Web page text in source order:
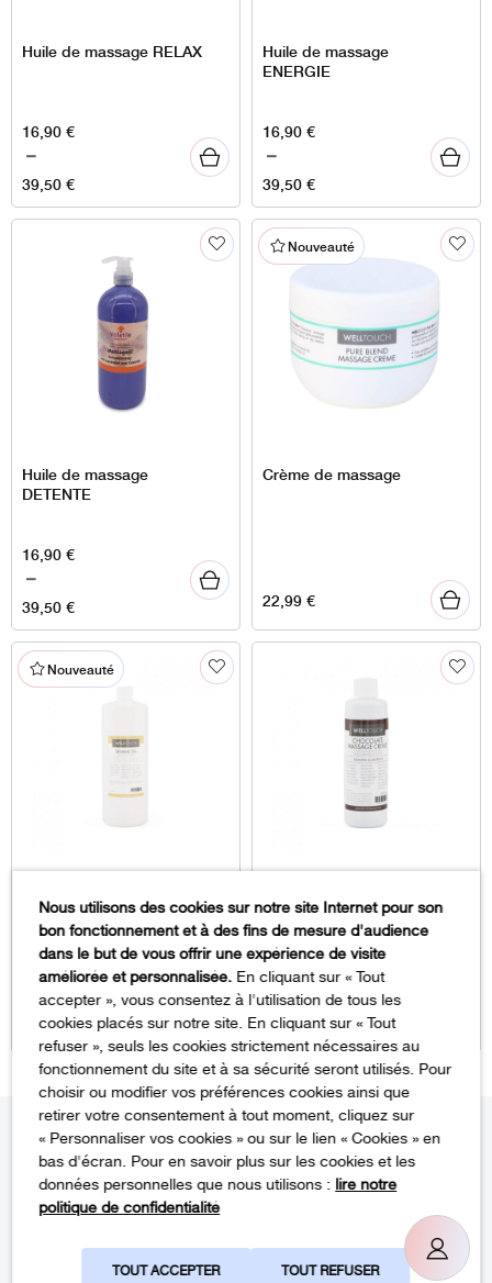
Huile de massage RELAX
16,90€
–
39,50€
Plage
de
prix :
16,90 €
Huile de massage
ENERGIE
16,90€
–
39,50€
Plage
de
prix :
16,90 €
à
39,50 €
Huile de massage
DETENTE
16,90€
–
39,50€
Plage
de
prix :
16,90 €
à
39,50 €
Nouveauté
Crème de massage
22,99€
Nouveauté
Huile de Sésame
24,99€
Crème de Massage au
Chocolat
15,99€
–
24,99€
Plage
de
prix :
15,99 €
à
24,99 €
Paiement 100% sécurisé
Par carte bancaire ou en 2x 3x sans frais avec Alma (dès
50,00€ d'achat)
Nous utilisons des cookies sur notre site Internet pour son
bon fonctionnement et à des fins de mesure d'audience
dans le but de vous offrir une expérience de visite
améliorée et personnalisée. En cliquant sur « Tout
accepter », vous consentez à l'utilisation de tous les
cookies placés sur notre site. En cliquant sur « Tout
refuser », seuls les cookies strictement nécessaires au
fonctionnement du site et à sa sécurité seront utilisés. Pour
choisir ou modifier vos préférences cookies ainsi que
retirer votre consentement à tout moment, cliquez sur
« Personnaliser vos cookies » ou sur le lien « Cookies » en
bas d'écran. Pour en savoir plus sur les cookies et les
données personnelles que nous utilisons :lire notre
politique de confidentialité
TOUT ACCEPTER TOUT REFUSER